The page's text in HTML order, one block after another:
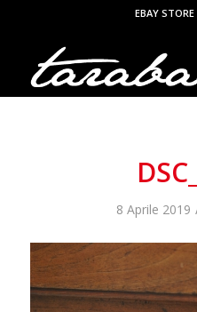
EBAY STORE
8 Aprile 2019